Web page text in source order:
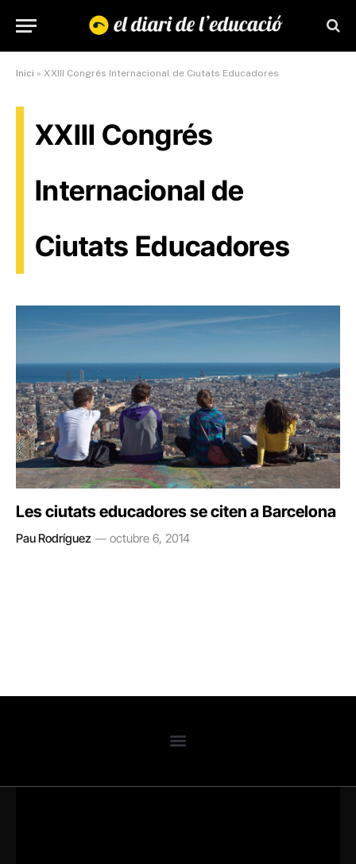
Inici » XXIII Congrés Internacional de Ciutats Educadores
XXIII Congrés
Internacional de
Ciutats Educadores
Les ciutats educadores se citen a Barcelona
Pau Rodríguez octubre 6, 2014